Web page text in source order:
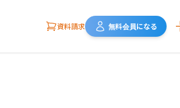
資料請求 無料会員になる